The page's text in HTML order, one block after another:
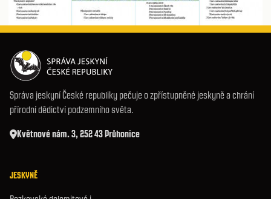
Správa jeskyní České republiky pečuje o zpřístupněné jeskyně a chrání
přírodní dědictví podzemního světa.
Květnové nám. 3, 252 43 Průhonice
JESKYNĚ